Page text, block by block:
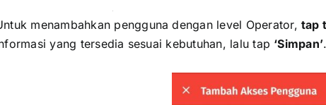
menambahkan pengguna dengan level Operator, tap
yang tersedia sesuai kebutuhan, lalu tap ‘Simpan’.